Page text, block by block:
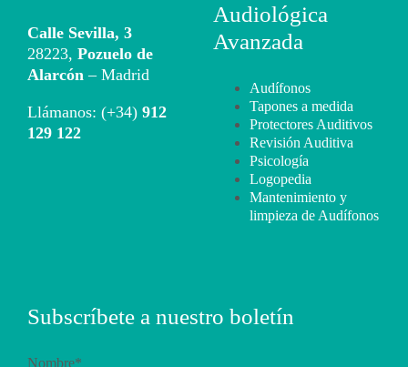
Calle Sevilla, 3
28223, Pozuelo de
Alarcón – Madrid
Llámanos: (+34) 912
129 122
Audiológica
Avanzada
Audífonos
Tapones a medida
Protectores Auditivos
Revisión Auditiva
Psicología
Logopedia
Mantenimiento y
limpieza de Audífonos
Subscríbete a nuestro boletín
Nombre*